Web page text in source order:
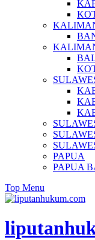
PAPUA
PAPUA
Top Menu